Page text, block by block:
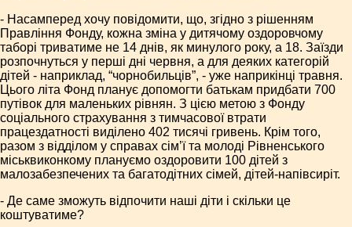
- Насамперед хочу повідомити, що, згідно з рішенням
Правління Фонду, кожна зміна у дитячому оздоровчому
таборі триватиме не 14 днів, як минулого року, а 18. Заїзди
розпочнуться у перші дні червня, а для деяких категорій
дітей - наприклад, “чорнобильців”, - уже наприкінці травня.
Цього літа Фонд планує допомогти батькам придбати 700
путівок для маленьких рівнян. З цією метою з Фонду
соціального страхування з тимчасової втрати
працездатності виділено 402 тисячі гривень. Крім того,
разом з відділом у справах сім’ї та молоді Рівненського
міськвиконкому плануємо оздоровити 100 дітей з
малозабезпечених та багатодітних сімей, дітей-напівсиріт.
- Де саме зможуть відпочити наші діти і скільки це
коштуватиме?